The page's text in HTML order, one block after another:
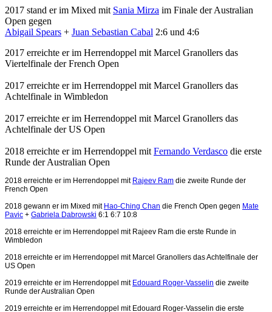
2017 stand er im Mixed mit Sania Mirza im Finale derAustralian
Open gegen
Abigail Spears + Juan Sebastian Cabal 2:6 und 4:6
2017 erreichte er im Herrendoppel mit Marcel Granollers das
Viertelfinale der French Open
2017 erreichte er im Herrendoppel mit Marcel Granollers das
Achtelfinale in Wimbledon
2017 erreichte er im Herrendoppel mit Marcel Granollers das
Achtelfinale der US Open
2018 erreichte er im Herrendoppel mit Fernando Verdasco die erste
Runde der Australian Open
2018 erreichte er im Herrendoppel mit Rajeev Ram die zweite Runde der
French Open
2018 gewann er im Mixed mit Hao-Ching Chan die French Open gegen Mate
Pavic + Gabriela Dabrowski 6:1 6:7 10:8
2018 erreichte er im Herrendoppel mit Rajeev Ram die erste Runde in
Wimbledon
2018 erreichte er im Herrendoppel mit Marcel Granollers das Achtelfinale der
US Open
2019 erreichte er im Herrendoppel mit Edouard Roger-Vasselin die zweite
Runde der Australian Open
2019 erreichte er im Herrendoppel mit Edouard Roger-Vasselin die erste